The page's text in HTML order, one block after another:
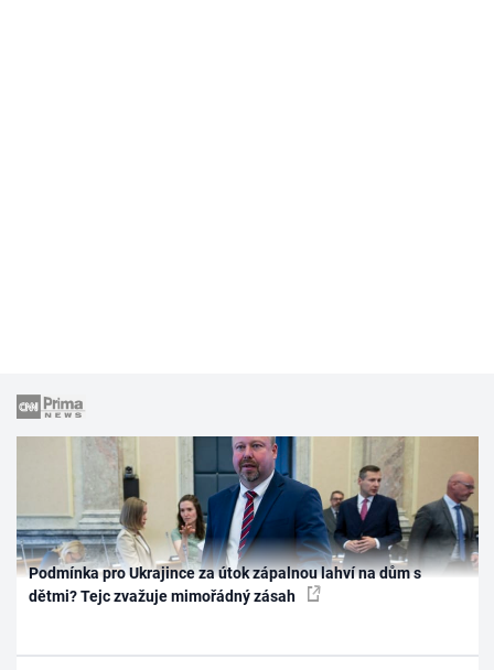
Podmínka pro Ukrajince za útok zápalnou lahví na dům s
dětmi? Tejc zvažuje mimořádný zásah